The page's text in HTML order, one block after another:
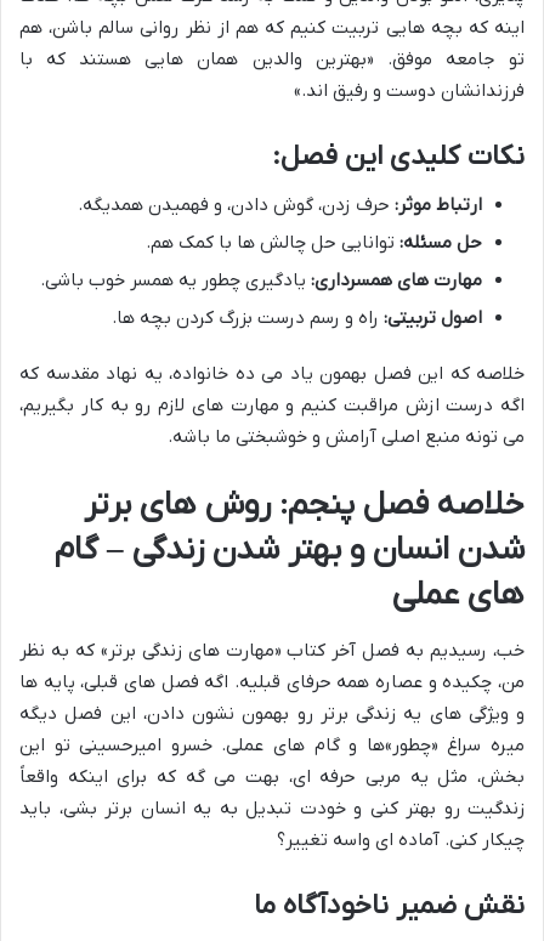
اینه که بچه هایی تربیت کنیم که هم از نظر روانی سالم باشن، هم
تو جامعه موفق. «بهترین والدین همان هایی هستند که با
فرزندانشان دوست و رفیق اند.»
نکات کلیدی این فصل:
ارتباط موثر: حرف زدن، گوش دادن، و فهمیدن همدیگه.
حل مسئله: توانایی حل چالش ها با کمک هم.
مهارت های همسرداری: یادگیری چطور یه همسر خوب باشی.
اصول تربیتی: راه و رسم درست بزرگ کردن بچه ها.
خلاصه که این فصل بهمون یاد می ده خانواده، یه نهاد مقدسه که
اگه درست ازش مراقبت کنیم و مهارت های لازم رو به کار بگیریم،
می تونه منبع اصلی آرامش و خوشبختی ما باشه.
خلاصه فصل پنجم: روش های برتر
شدن انسان و بهتر شدن زندگی – گام
های عملی
خب، رسیدیم به فصل آخر کتاب «مهارت های زندگی برتر» که به نظر
من، چکیده و عصاره همه حرفای قبلیه. اگه فصل های قبلی، پایه ها
و ویژگی های یه زندگی برتر رو بهمون نشون دادن، این فصل دیگه
میره سراغ «چطور»ها و گام های عملی. خسرو امیرحسینی تو این
بخش، مثل یه مربی حرفه ای، بهت می گه که برای اینکه واقعاً
زندگیت رو بهتر کنی و خودت تبدیل به یه انسان برتر بشی، باید
چیکار کنی. آماده ای واسه تغییر؟
نقش ضمیر ناخودآگاه ما